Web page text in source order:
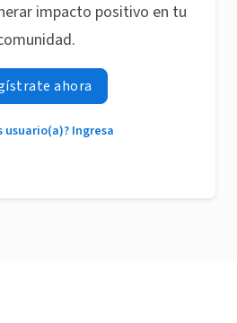
impacto positivo en tu
ahora
usuario(a)? Ingresa